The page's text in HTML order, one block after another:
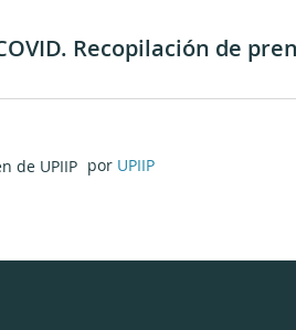
Recopilación de
por UPIIP